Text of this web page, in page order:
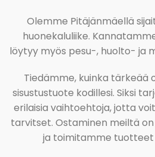
Olemme Pitäjänmäellä
huonekaluliike.
löytyy myös pesu-, huolto- ja
Tiedämme, kuinka tärkeää
sisustustuote kodillesi. Siksi
erilaisia vaihtoehtoja, jotta
tarvitset. Ostaminen meiltä
ja toimitamme tuotteet